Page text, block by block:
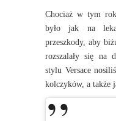
Chociaż w tym
było jak na
przeszkody, aby
rozszalały się na
stylu Versace
kolczyków, a także